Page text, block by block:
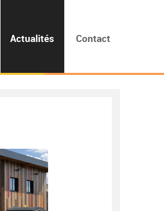
Actualités Contact